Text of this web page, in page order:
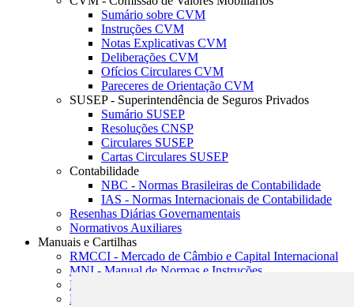
Sumário sobre CVM
Instruções CVM
Notas Explicativas CVM
Deliberações CVM
Ofícios Circulares CVM
Pareceres de Orientação CVM
SUSEP - Superintendência de Seguros Privados
Sumário SUSEP
Resoluções CNSP
Circulares SUSEP
Cartas Circulares SUSEP
Contabilidade
NBC - Normas Brasileiras de Contabilidade
IAS - Normas Internacionais de Contabilidade
Resenhas Diárias Governamentais
Normativos Auxiliares
Manuais e Cartilhas
RMCCI - Mercado de Câmbio e Capital Internacional
MNI - Manual de Normas e Instruções
MTVM - Manual de Títulos e Valores Mobiliários
MCR - Manual de Crédito Rural